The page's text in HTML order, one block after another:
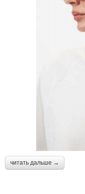
читать дальше →